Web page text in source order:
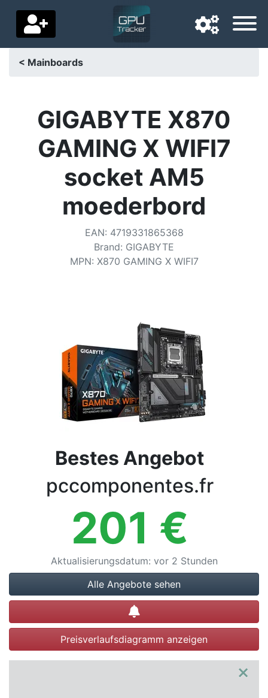
Lieferland
Startseite
Einstellungen
Unterstütze uns
Bedingungen
< Mainboards
GIGABYTE X870
GAMING X WIFI7
socket AM5
moederbord
EAN: 4719331865368
Brand: GIGABYTE
MPN: X870 GAMING X WIFI7
Bestes Angebot
pccomponentes.fr
201 €
Aktualisierungsdatum: vor 2 Stunden
Alle Angebote sehen
Preisalarm setzen
Preisverlaufsdiagramm anzeigen
×